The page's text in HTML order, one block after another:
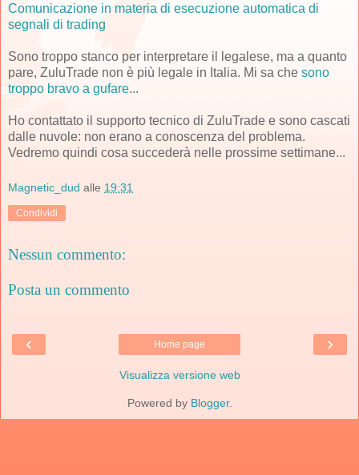
Comunicazione in materia di esecuzione automatica di
segnali di trading
Sono troppo stanco per interpretare il legalese, ma a quanto
pare, ZuluTrade non è più legale in Italia. Mi sa che sono
troppo bravo a gufare...
Ho contattato il supporto tecnico di ZuluTrade e sono cascati
dalle nuvole: non erano a conoscenza del problema.
Vedremo quindi cosa succederà nelle prossime settimane...
Magnetic_dud alle 19:31
Condividi
Nessun commento:
Posta un commento
‹ ›
Home page
Visualizza versione web
Powered by Blogger.